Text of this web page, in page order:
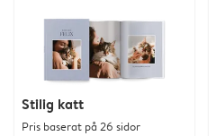
Stilig katt
Pris baserat på 26 sidor